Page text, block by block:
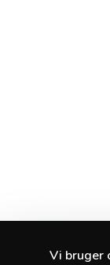
Vi bruger